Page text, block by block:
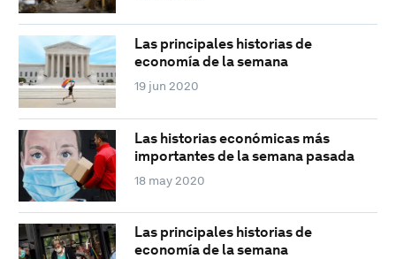
Las principales historias de
economía de la semana
19 jun 2020
Las historias económicas más
importantes de la semana pasada
18 may 2020
Las principales historias de
economía de la semana